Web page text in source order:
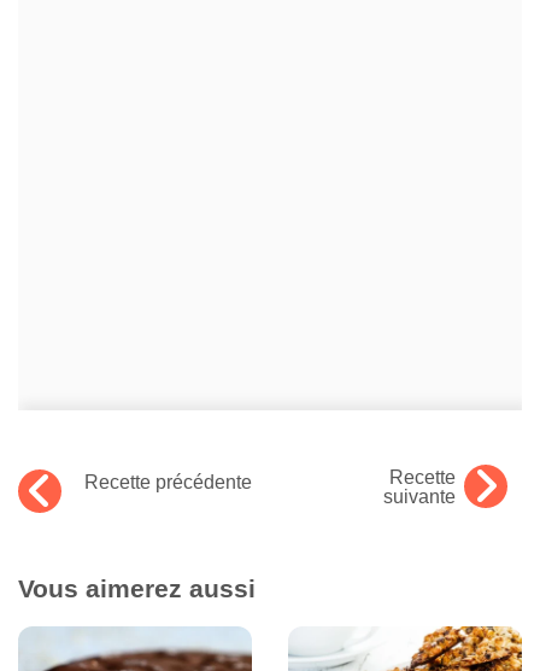
Recette précédente
Recette
suivante
Vous aimerez aussi